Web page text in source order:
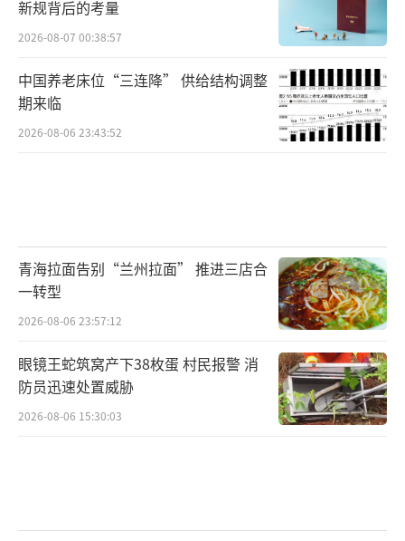
新规背后的考量
2026-08-07 00:38:57
中国养老床位“三连降” 供给结构调整
期来临
2026-08-06 23:43:52
青海拉面告别“兰州拉面” 推进三店合
一转型
2026-08-06 23:57:12
眼镜王蛇筑窝产下38枚蛋 村民报警 消
防员迅速处置威胁
2026-08-06 15:30:03